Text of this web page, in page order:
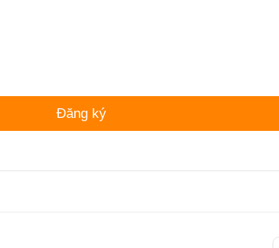
Đăng ký